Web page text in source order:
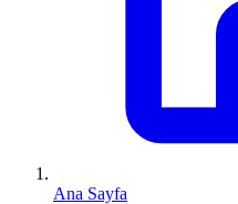
Ana Sayfa